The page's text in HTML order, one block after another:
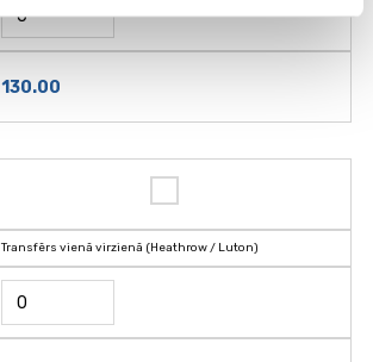
130.00
Transfērs vienā virzienā (Heathrow / Luton)